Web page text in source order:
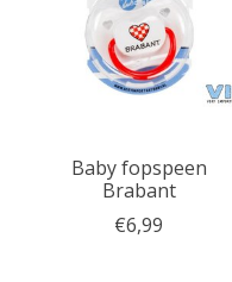
Baby fopspeen
Brabant
€6,99